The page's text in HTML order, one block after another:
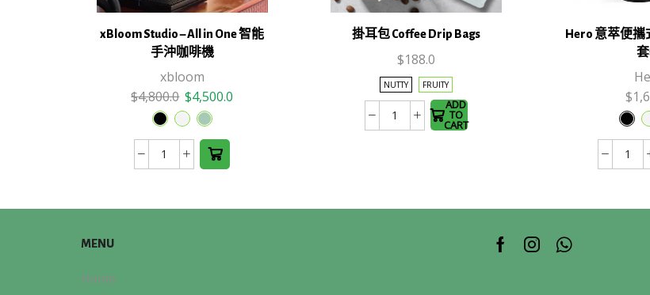
xBloom Studio – All in One 智能
手沖咖啡機
xbloom
$4,800.0 Original
price
$4,800.0.
$4,500.0
xBloom
This
product
has
multiple
variants.
The
options
掛耳包 Coffee Drip Bags
$188.0
NUTTY FRUITY
掛
ADD
TO
CART
This
product
multiple
variants.
The
options
Hero 意萃便
$
Hero
product
multiple
variants.
The
options
MENU
Home
Facebook
Instagram
Whatsapp